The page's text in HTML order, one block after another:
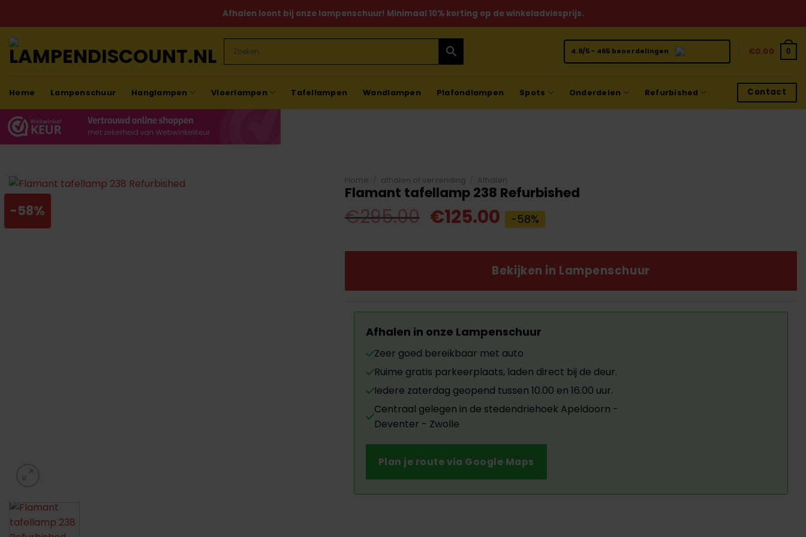
inhoud
Afhalen loont bij onze lampenschuur! Minimaal 10% korting op de winkeladviesprijs.
4.9/5 - 465 beoordelingen €0.00 0
Home Lampenschuur Hanglampen Vloerlampen Tafellampen Wandlampen Plafondlampen Spots Onderdelen Refurbished Contact
-58%
Home afhalen of verzending Afhalen
Flamant tafellamp 238 Refurbished
€295.00 Oorspronkelijke
was:
€295.00.
€125.00 Huidige
prijs
is:
€125.00.
-58%
Bekijken in Lampenschuur
Afhalen in onze Lampenschuur
Zeer goed bereikbaar met auto
Ruime gratis parkeerplaats, laden direct bij de deur.
Iedere zaterdag geopend tussen 10.00 en 16.00 uur.
Centraal gelegen in de stedendriehoek Apeldoorn -
Deventer - Zwolle
Plan je route via Google Maps